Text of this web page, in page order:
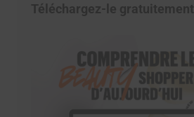
Téléchargez-le gratuitement